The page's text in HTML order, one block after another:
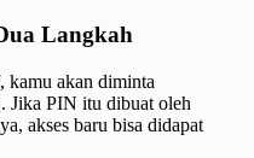
Langkah
kamu akan diminta
Jika PIN itu dibuat oleh
akses baru bisa didapat